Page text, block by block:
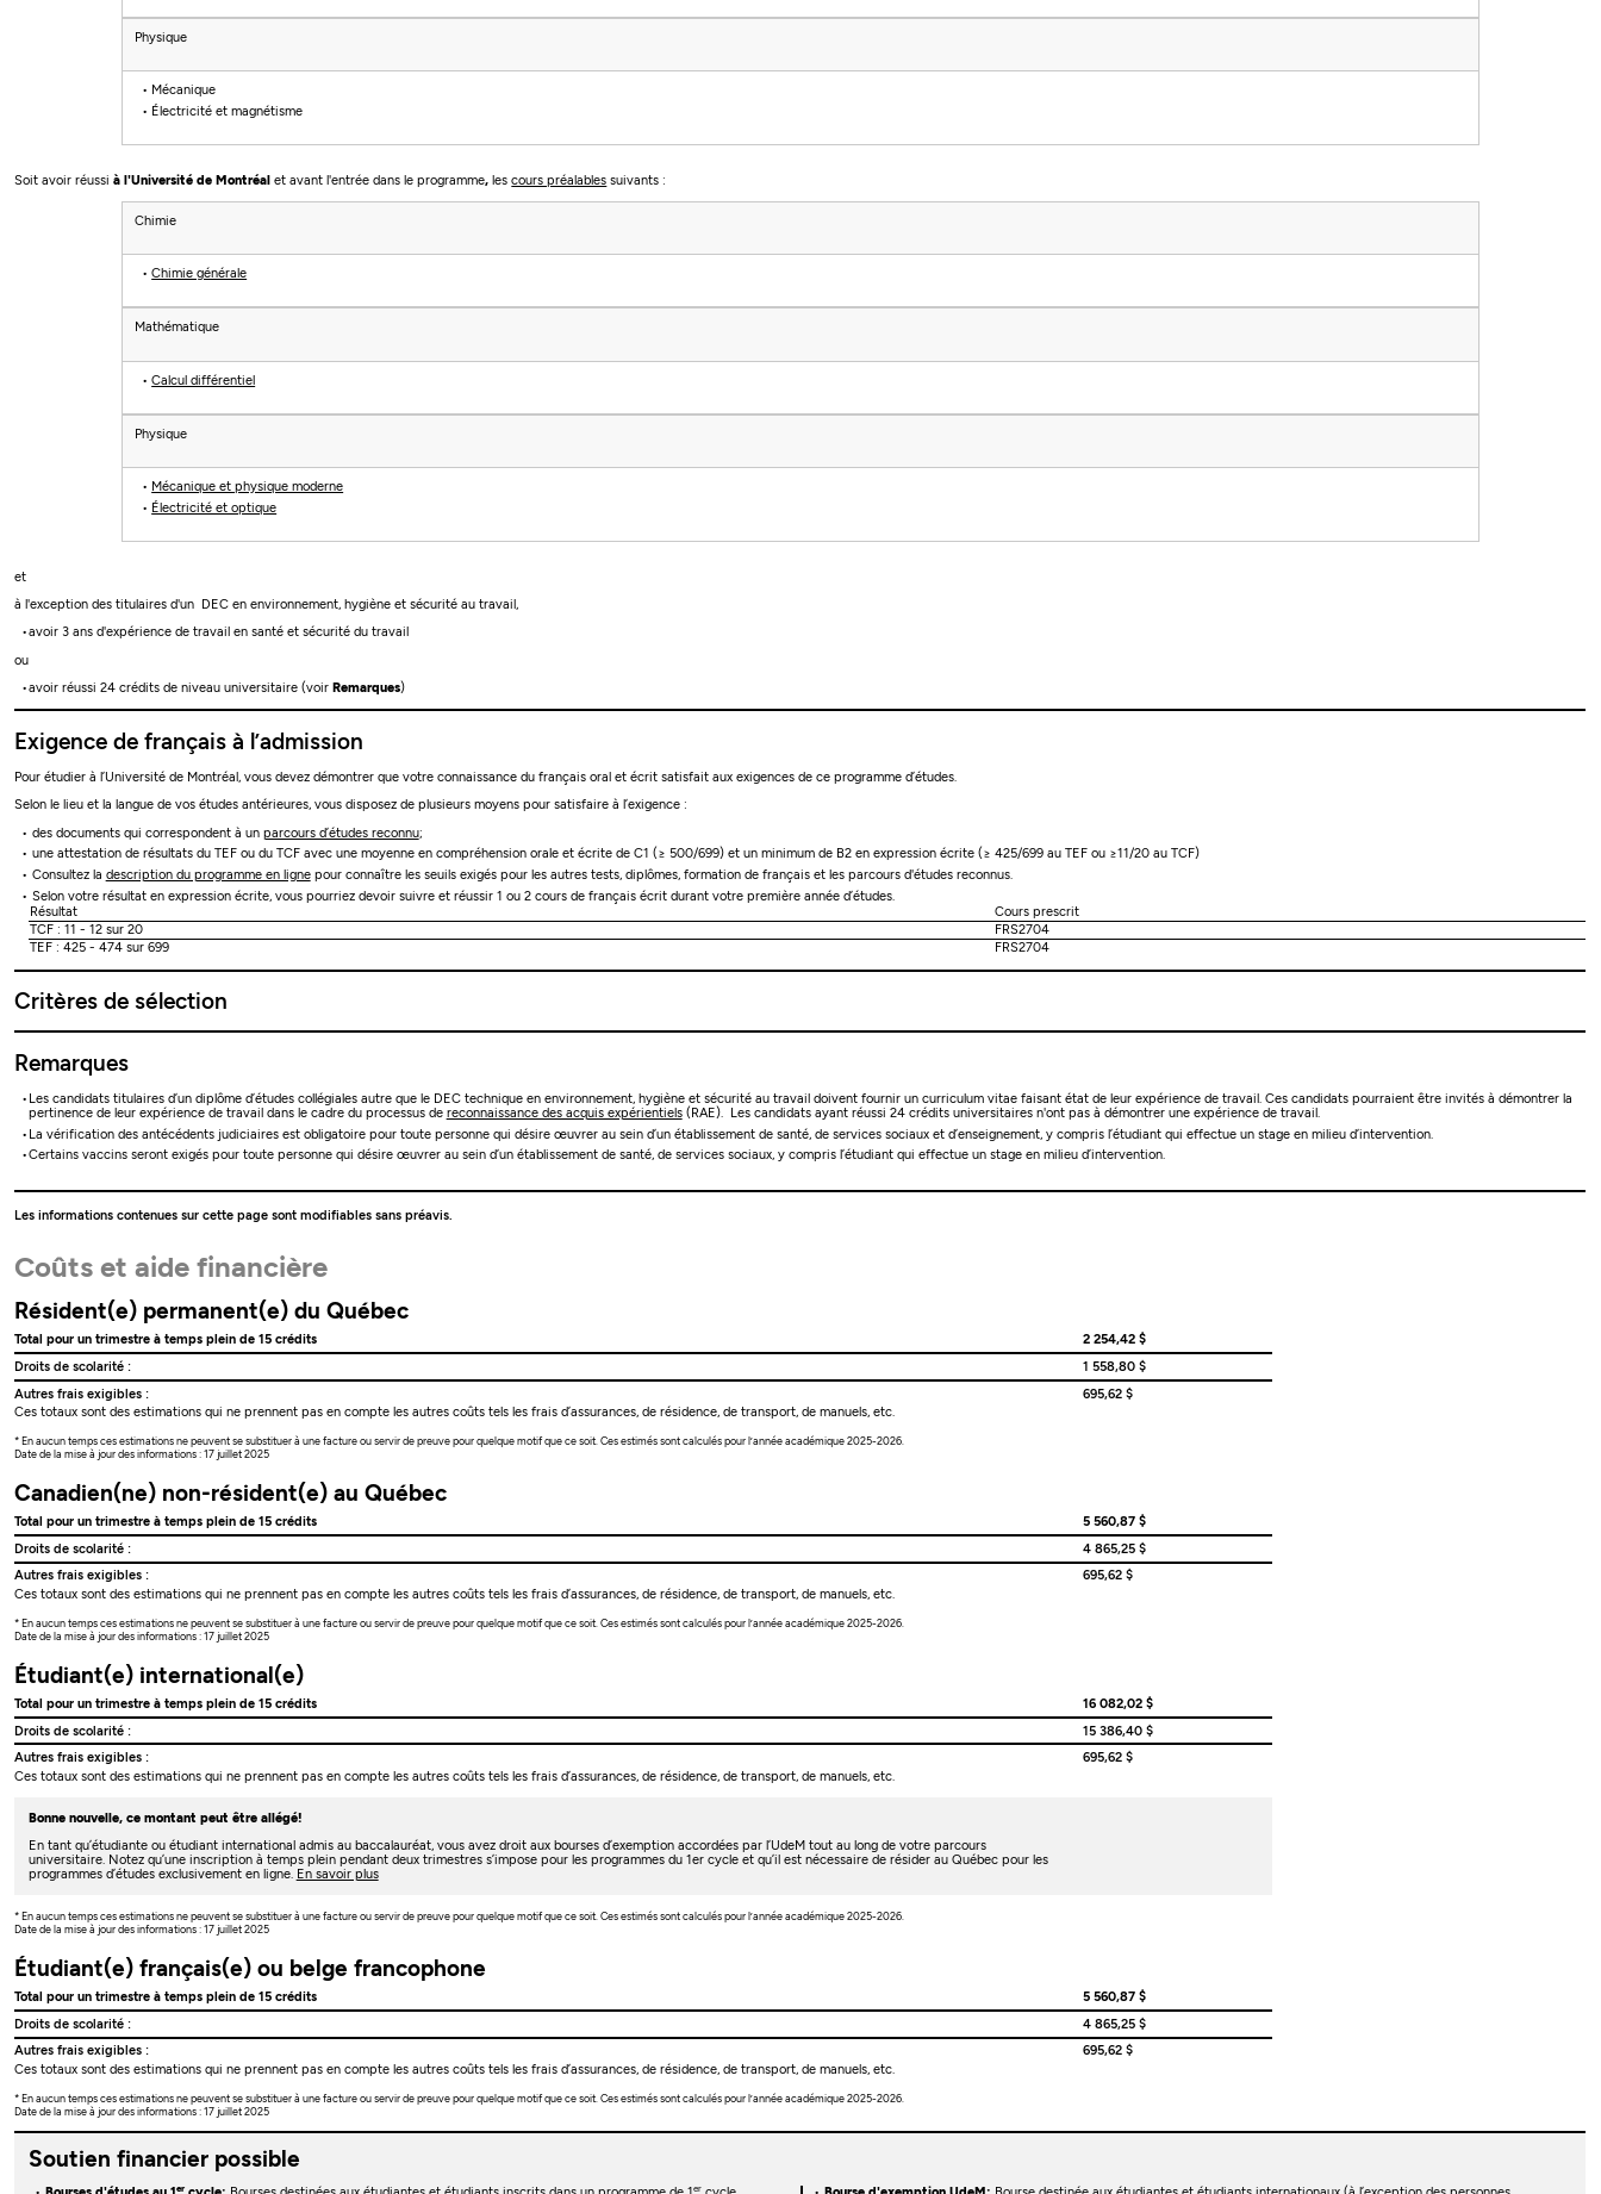
Physique
Mécanique
Électricité et magnétisme
Soit avoir réussià l'Université de Montréal et avant l'entrée dans le programme, lescours préalables suivants :
Chimie
Chimie générale
Mathématique
Calcul différentiel
Physique
Mécanique et physique moderne
Électricité et optique
et
à l'exception des titulaires d'un DEC en environnement, hygiène et sécurité au travail,
avoir 3 ans d'expérience de travail en santé et sécurité du travail
ou
avoir réussi 24 crédits de niveau universitaire (voir Remarques)
Exigence de français à l’admission
Pour étudier à l’Université de Montréal, vous devez démontrer que votre connaissance du français oral et écrit satisfait aux exigences de ce programme d’études.
Selon le lieu et la langue de vos études antérieures, vous disposez de plusieurs moyens pour satisfaire à l’exigence :
des documents qui correspondent à un parcours d’études reconnu;
une attestation de résultats du TEF ou du TCF avec une moyenne en compréhension orale et écrite de C1 (≥ 500/699) et un minimum de B2 en expression écrite (≥ 425/699 au TEF ou ≥11/20 au TCF)
Consultez la description du programme en lignepour connaître les seuils exigés pour les autres tests, diplômes, formation de français et les parcours d'études reconnus.
Selon votre résultat en expression écrite, vous pourriez devoir suivre et réussir 1 ou 2 cours de français écrit durant votre première année d’études.
Résultat
Cours prescrit
TCF : 11 - 12 sur 20
FRS2704
TEF : 425 - 474 sur 699
FRS2704
Critères de sélection
Remarques
Les candidats titulaires d’un diplôme d’études collégiales autre que le DEC technique en environnement, hygiène et sécurité au travail doivent fournir un curriculum vitae faisant état de leur expérience de travail. Ces candidats pourraient être invités à démontrer la
pertinence de leur expérience de travail dans le cadre du processus de reconnaissance des acquis expérientiels(RAE). Les candidats ayant réussi 24 crédits universitaires n'ont pas à démontrer une expérience de travail.
La vérification des antécédents judiciaires est obligatoire pour toute personne qui désire œuvrer au sein d’un établissement de santé, de services sociaux et d’enseignement, y compris l’étudiant qui effectue un stage en milieu d’intervention.
Certains vaccins seront exigés pour toute personne qui désire œuvrer au sein d’un établissement de santé, de services sociaux, y compris l’étudiant qui effectue un stage en milieu d’intervention.
Les informations contenues sur cette page sont modifiables sans préavis.
Coûts et aide financière
Résident(e) permanent(e) du Québec
Total pour un trimestre à temps plein de 15 crédits
2 254,42 $
Droits de scolarité :
1 558,80 $
Autres frais exigibles :
695,62 $
Ces totaux sont des estimations qui ne prennent pas en compte les autres coûts tels les frais d’assurances, de résidence, de transport, de manuels, etc.
* En aucun temps ces estimations ne peuvent se substituer à une facture ou servir de preuve pour quelque motif que ce soit. Ces estimés sont calculés pour l’année académique 2025-2026.
Date de la mise à jour des informations : 17 juillet 2025
Canadien(ne) non-résident(e) au Québec
Total pour un trimestre à temps plein de 15 crédits
5 560,87 $
Droits de scolarité :
4 865,25 $
Autres frais exigibles :
695,62 $
Ces totaux sont des estimations qui ne prennent pas en compte les autres coûts tels les frais d’assurances, de résidence, de transport, de manuels, etc.
* En aucun temps ces estimations ne peuvent se substituer à une facture ou servir de preuve pour quelque motif que ce soit. Ces estimés sont calculés pour l’année académique 2025-2026.
Date de la mise à jour des informations : 17 juillet 2025
Étudiant(e) international(e)
Total pour un trimestre à temps plein de 15 crédits
16 082,02 $
Droits de scolarité :
15 386,40 $
Autres frais exigibles :
695,62 $
Ces totaux sont des estimations qui ne prennent pas en compte les autres coûts tels les frais d’assurances, de résidence, de transport, de manuels, etc.
Bonne nouvelle, ce montant peut être allégé!
En tant qu’étudiante ou étudiant international admis au baccalauréat, vous avez droit aux bourses d’exemption accordées par l’UdeM tout au long de votre parcours
universitaire. Notez qu’une inscription à temps plein pendant deux trimestres s’impose pour les programmes du 1er cycle et qu’il est nécessaire de résider au Québec pour les
programmes d’études exclusivement en ligne. En savoir plus
* En aucun temps ces estimations ne peuvent se substituer à une facture ou servir de preuve pour quelque motif que ce soit. Ces estimés sont calculés pour l’année académique 2025-2026.
Date de la mise à jour des informations : 17 juillet 2025
Étudiant(e) français(e) ou belge francophone
Total pour un trimestre à temps plein de 15 crédits
5 560,87 $
Droits de scolarité :
4 865,25 $
Autres frais exigibles :
695,62 $
Ces totaux sont des estimations qui ne prennent pas en compte les autres coûts tels les frais d’assurances, de résidence, de transport, de manuels, etc.
* En aucun temps ces estimations ne peuvent se substituer à une facture ou servir de preuve pour quelque motif que ce soit. Ces estimés sont calculés pour l’année académique 2025-2026.
Date de la mise à jour des informations : 17 juillet 2025
Soutien financier possible
er er